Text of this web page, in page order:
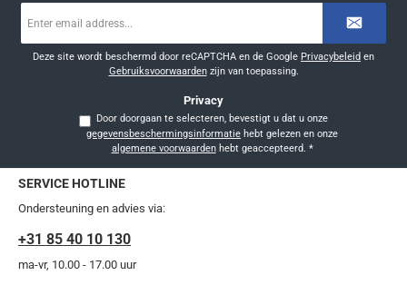
mailadres
Deze site wordt beschermd door reCAPTCHA en de Google Privacybeleid en
Gebruiksvoorwaardenzijn van toepassing.
Privacy
Door doorgaan te selecteren, bevestigt u dat u onze
gegevensbeschermingsinformatie
algemene voorwaardenhebt geaccepteerd. *
SERVICE HOTLINE
Ondersteuning en advies via:
+31 85 40 10 130
ma-vr, 10.00 - 17.00 uur